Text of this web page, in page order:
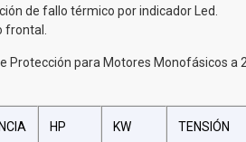
de fallo térmico por indicador Led.
frontal.
Protección para Motores Monofásicos a
HP KW TENSIÓN